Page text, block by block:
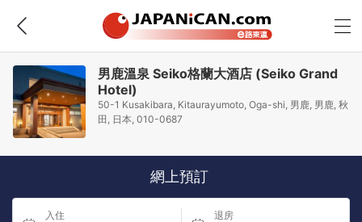
男鹿溫泉 Seiko格蘭大酒店 (Seiko Grand
Hotel)
50-1 Kusakibara, Kitaurayumoto, Oga-shi, 男鹿, 男鹿, 秋
田, 日本, 010-0687
網上預訂
入住 退房